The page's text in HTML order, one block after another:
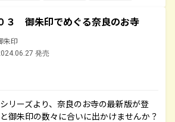
３ 御朱印でめぐる奈良のお寺
朱印
発売
リーズより、奈良のお寺の最新版が登
御朱印の数々に合いに出かけませんか？